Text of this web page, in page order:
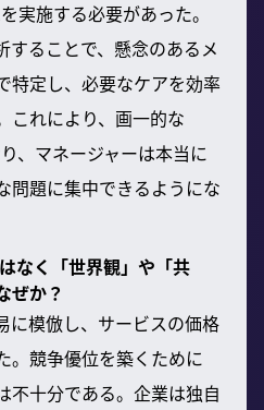
実施する必要があった。
することで、懸念のあるメ
特定し、必要なケアを効率
これにより、画一的な
、マネージャーは本当に
問題に集中できるようにな
なく「世界観」や「共
ぜか？
に模倣し、サービスの価格
。競争優位を築くために
不十分である。企業は独自